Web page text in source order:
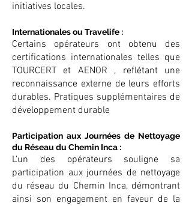
initiatives locales.
Internationales ou Travelife :
Certains opérateurs ont obtenu des
certifications internationales telles que
TOURCERT et AENOR , reflétant une
reconnaissance externe de leurs efforts
durables. Pratiques supplémentaires de
développement durable
Participation aux Journées de Nettoyage
du Réseau du Chemin Inca :
L'un des opérateurs souligne sa
participation aux journées de nettoyage
du réseau du Chemin Inca, démontrant
ainsi son engagement en faveur de la